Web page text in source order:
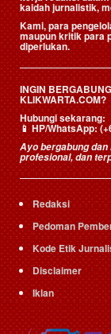
kaidah jurnalistik,
Kami, para
maupun kritik para
diperlukan.
INGIN
KLIKWARTA.COM?
Hubungi sekarang:
📱HP/WhatsApp:
Ayo bergabung
profesional, dan
Redaksi
Pedoman
Kode Etik
Disclaimer
Iklan